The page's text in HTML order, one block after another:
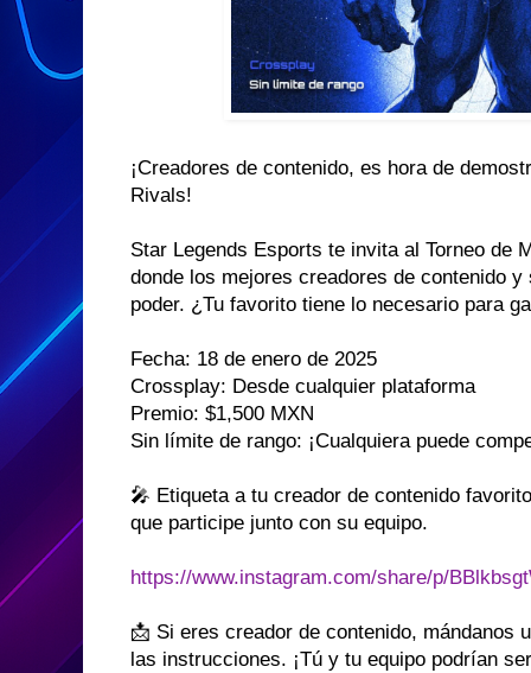
¡Creadores de contenido, es hora de
Rivals!
Star Legends Esports te invita al Torneo de
donde los mejores creadores de contenido
poder. ¿Tu favorito tiene lo necesario para
Fecha: 18 de enero de 2025
Crossplay: Desde cualquier plataforma
Premio: $1,500 MXN
Sin límite de rango: ¡Cualquiera puede
🎤 Etiqueta a tu creador de contenido
que participe junto con su equipo.
https://www.instagram.com/share/p/
📩 Si eres creador de contenido, mándanos
las instrucciones. ¡Tú y tu equipo podrían